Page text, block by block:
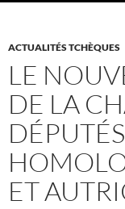
ACTUALITÉS TCHÈQUES
LE
DE LA
ET